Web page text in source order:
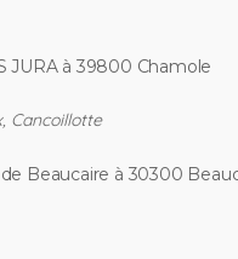
JURA à 39800 Chamole
Cancoillotte
Beaucaire à 30300